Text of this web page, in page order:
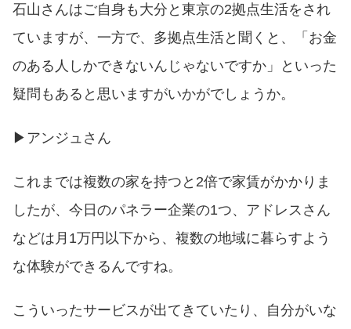
石山さんはご自身も大分と東京の2拠点生活をされ
ていますが、一方で、多拠点生活と聞くと、「お金
のある人しかできないんじゃないですか」といった
疑問もあると思いますがいかがでしょうか。
▶︎アンジュさん
これまでは複数の家を持つと2倍で家賃がかかりま
したが、今日のパネラー企業の1つ、アドレスさん
などは月1万円以下から、複数の地域に暮らすよう
な体験ができるんですね。
こういったサービスが出てきていたり、自分がいな